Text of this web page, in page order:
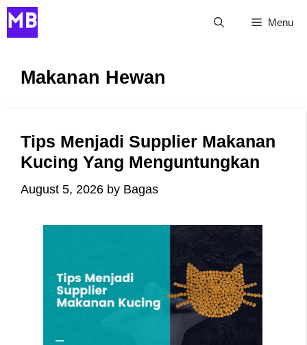
Skip
to
Menu
Makanan Hewan
Tips Menjadi Supplier Makanan
Kucing Yang Menguntungkan
August 5, 2026 by Bagas